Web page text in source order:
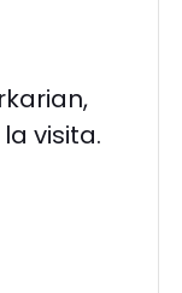
visita.